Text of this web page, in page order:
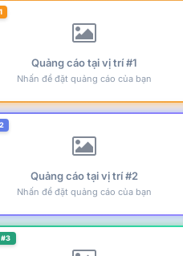
Quảng cáo tại vị trí #1
Nhấn để đặt quảng cáo của bạn
Quảng cáo tại vị trí #2
Nhấn để đặt quảng cáo của bạn